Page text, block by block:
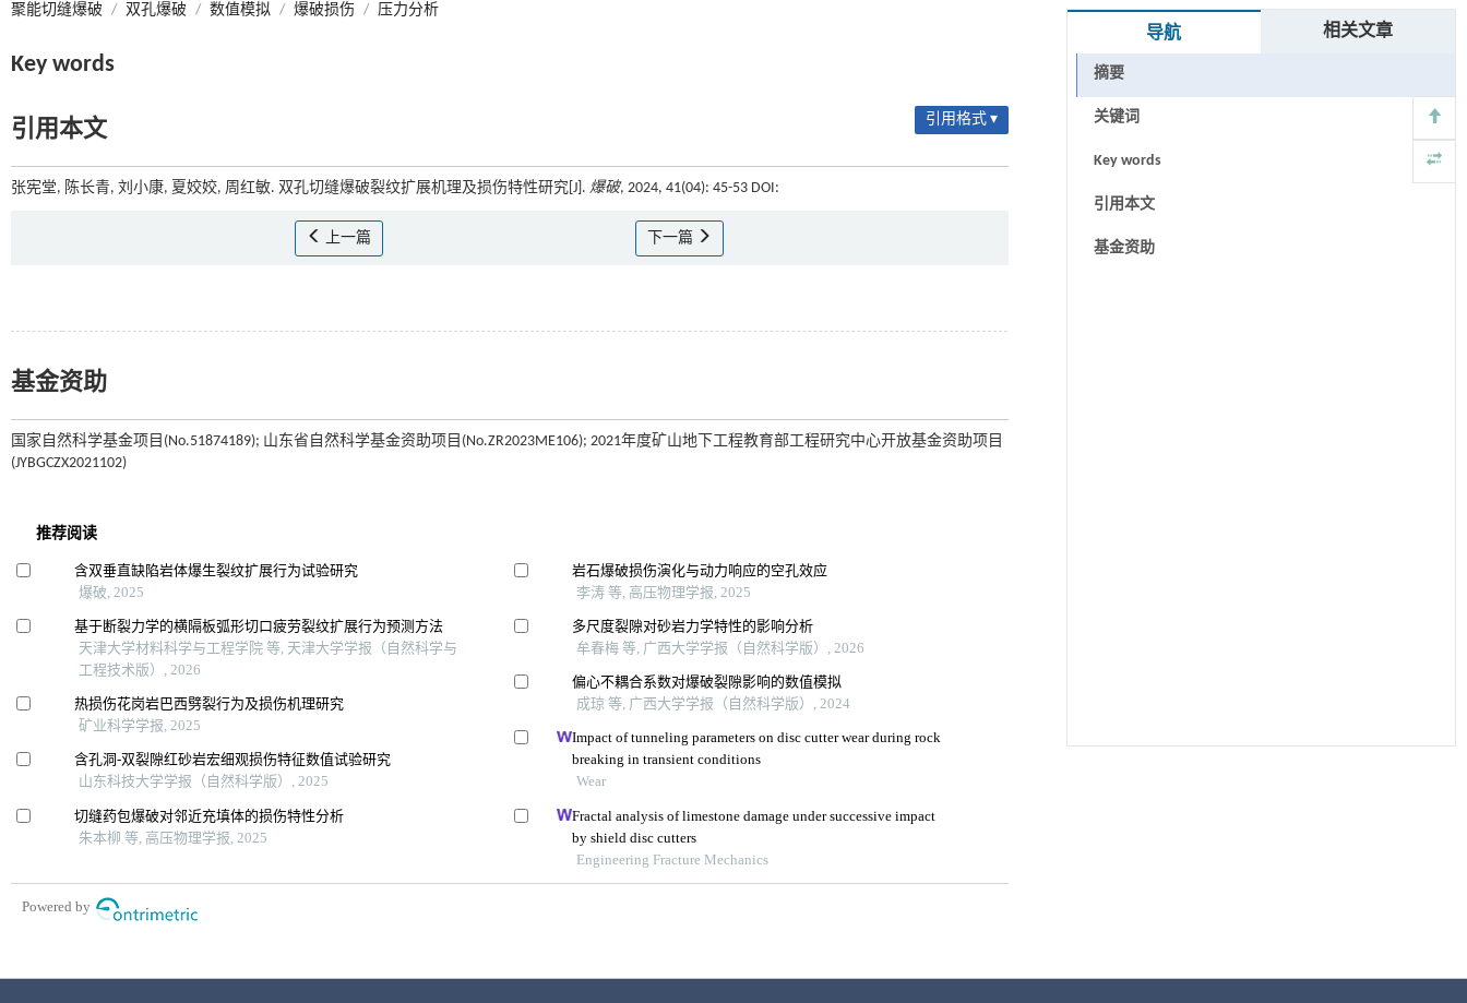
聚能切缝爆破 / 双孔爆破 / 数值模拟 / 爆破损伤 / 压力分析
Key words
引用本文 引用格式 ▾
张宪堂, 陈长青, 刘小康, 夏姣姣, 周红敏. 双孔切缝爆破裂纹扩展机理及损伤特性研究[J]. 爆破, 2024, 41(04): 45-53 DOI:
上一篇 下一篇
基金资助
国家自然科学基金项目(No.51874189); 山东省自然科学基金资助项目(No.ZR2023ME106); 2021年度矿山地下工程教育部工程研究中心开放基金资助项目
(JYBGCZX2021102)
导航 相关文章
摘要
关键词
Key words
引用本文
基金资助